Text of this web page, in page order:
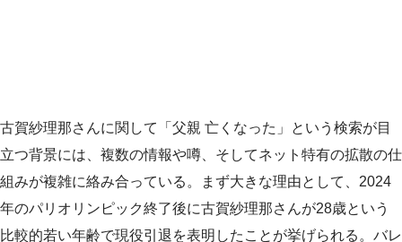
古賀紗理那さんに関して「父親 亡くなった」という検索が目
立つ背景には、複数の情報や噂、そしてネット特有の拡散の仕
組みが複雑に絡み合っている。まず大きな理由として、2024
年のパリオリンピック終了後に古賀紗理那さんが28歳という
比較的若い年齢で現役引退を表明したことが挙げられる。バレ